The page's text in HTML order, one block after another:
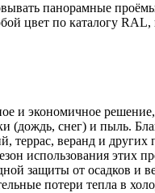
панорамные
цвет по каталогу
и экономичное
(дождь, снег) и пыль.
террас, веранд и
использования этих
защиты от осадков
потери тепла в